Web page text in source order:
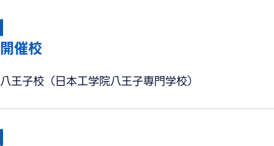
開催校
八王子校（日本工学院八王子専門学校）